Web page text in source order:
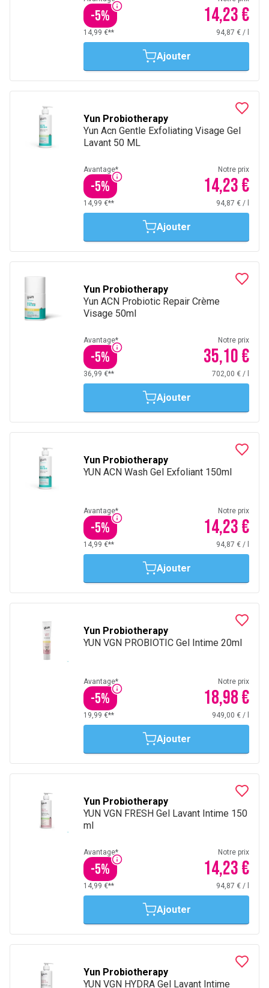
-5% 14,23 €
14,99 €** 94,87 € /
Ajouter
Yun Probiotherapy
Yun Acn Gentle Exfoliating Visage Gel
Lavant 50 ML
Avantage*
-5%
Notre prix
14,23 €
14,99 €** 94,87 € /
Ajouter
Yun Probiotherapy
Yun ACN Probiotic Repair Crème
Visage 50ml
Avantage*
-5%
Notre prix
35,10 €
36,99 €** 702,00 € /
Ajouter
Yun Probiotherapy
YUN ACN Wash Gel Exfoliant 150ml
Avantage*
-5%
Notre prix
14,23 €
14,99 €** 94,87 € /
Ajouter
Yun Probiotherapy
YUN VGN PROBIOTIC Gel Intime 20ml
Avantage*
-5%
Notre prix
18,98 €
19,99 €** 949,00 € /
Ajouter
Yun Probiotherapy
YUN VGN FRESH Gel Lavant Intime 150
ml
Avantage*
-5%
Notre prix
14,23 €
14,99 €** 94,87 € /
Ajouter
Yun Probiotherapy
YUN VGN HYDRA Gel Lavant Intime